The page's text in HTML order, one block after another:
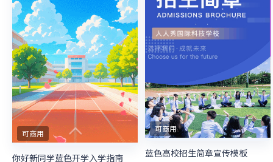
可商用
你好新同学蓝色开学入学指南
可商用
蓝色高校招生简章宣传模板